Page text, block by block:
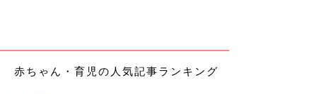
赤ちゃん・育児の人気記事ランキング